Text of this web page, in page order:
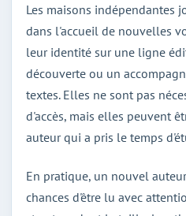
Les maisons indépendantes
dans l'accueil de nouvelles
leur identité sur une ligne
découverte ou un
textes. Elles ne sont pas
d'accès, mais elles peuvent
auteur qui a pris le temps
En pratique, un nouvel
chances d'être lu avec